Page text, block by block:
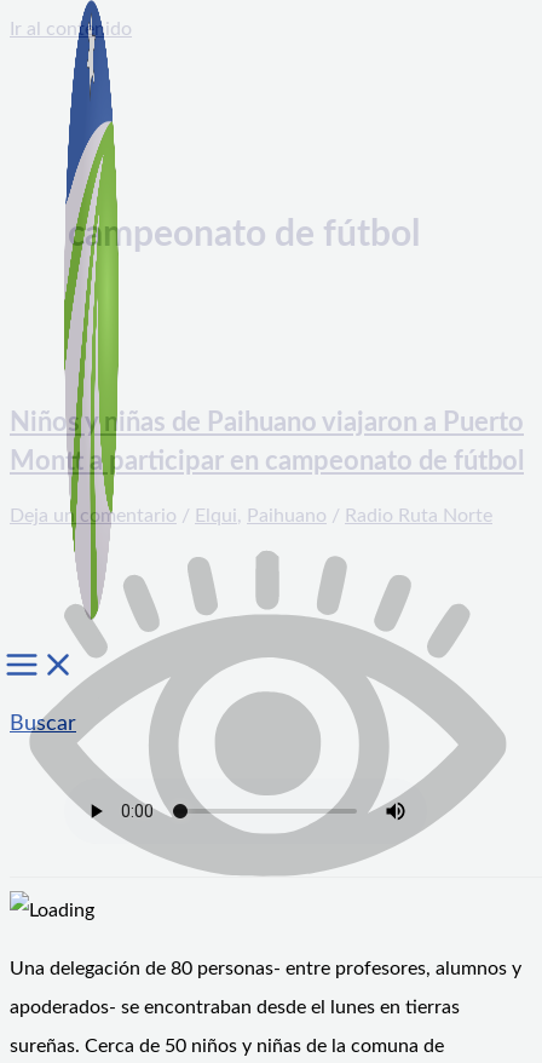
Ir al contenido
Buscar
campeonato de fútbol
Niños y niñas de Paihuano viajaron a Puerto
Montt a participar en campeonato de fútbol
Deja un comentario / Elqui, Paihuano / Radio Ruta Norte
Una delegación de 80 personas- entre profesores, alumnos y
apoderados- se encontraban desde el lunes en tierras
sureñas. Cerca de 50 niños y niñas de la comuna de